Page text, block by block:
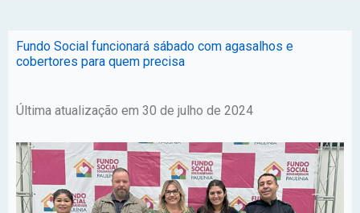
Fundo Social funcionará sábado com agasalhos e
cobertores para quem precisa
Última atualização em 30 de julho de 2024